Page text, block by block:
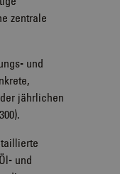
zentrale
und
jährlichen
und